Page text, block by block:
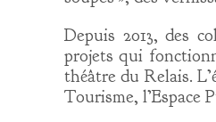
Depuis 2013, des
projets qui
théâtre du Relais.
Tourisme, l’Espace